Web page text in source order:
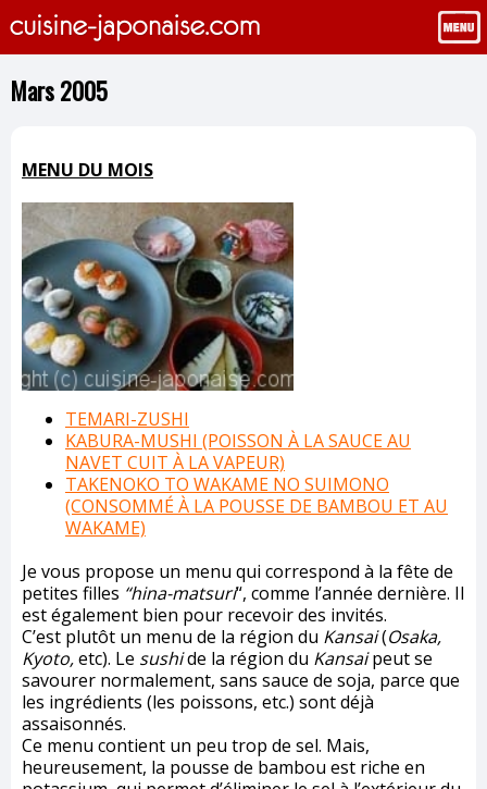
Mars 2005
MENU DU MOIS
TEMARI-ZUSHI
KABURA-MUSHI (POISSON À LA SAUCE AU
NAVET CUIT À LA VAPEUR)
TAKENOKO TO WAKAME NO SUIMONO
(CONSOMMÉ À LA POUSSE DE BAMBOU ET AU
WAKAME)
Je vous propose un menu qui correspond à la fête de
petites filles “hina-matsuri“, comme l’année dernière. Il
est également bien pour recevoir des invités.
C’est plutôt un menu de la région du Kansai(Osaka,
Kyoto,etc). Le sushide la région du Kansaipeut se
savourer normalement, sans sauce de soja, parce que
les ingrédients (les poissons, etc.) sont déjà
assaisonnés.
Ce menu contient un peu trop de sel. Mais,
heureusement, la pousse de bambou est riche en